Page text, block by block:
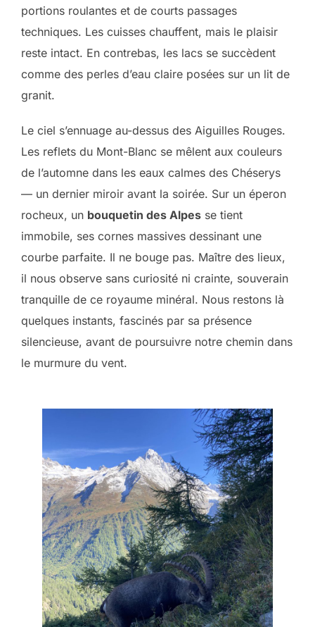
portions roulantes et de courts passages
techniques. Les cuisses chauffent, mais le plaisir
reste intact. En contrebas, les lacs se succèdent
comme des perles d’eau claire posées sur un lit de
granit.
Le ciel s’ennuage au-dessus des Aiguilles Rouges.
Les reflets du Mont-Blanc se mêlent aux couleurs
de l’automne dans les eaux calmes des Chéserys
— un dernier miroir avant la soirée. Sur un éperon
rocheux, un bouquetin des Alpes se tient
immobile, ses cornes massives dessinant une
courbe parfaite. Il ne bouge pas. Maître des lieux,
il nous observe sans curiosité ni crainte, souverain
tranquille de ce royaume minéral. Nous restons là
quelques instants, fascinés par sa présence
silencieuse, avant de poursuivre notre chemin dans
le murmure du vent.